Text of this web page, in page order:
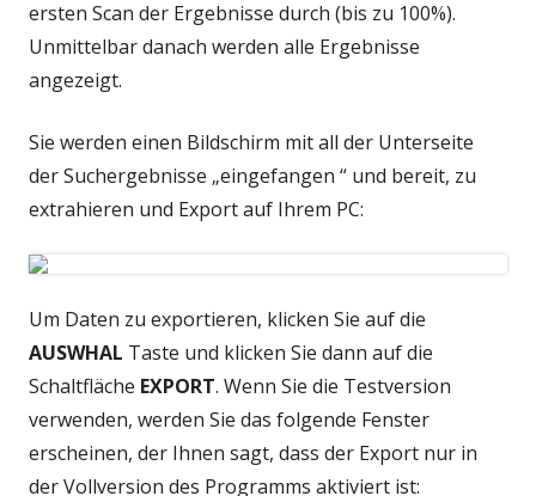
ersten Scan der Ergebnisse durch (bis zu 100%).
Unmittelbar danach werden alle Ergebnisse
angezeigt.
Sie werden einen Bildschirm mit all der Unterseite
der Suchergebnisse „eingefangen “ und bereit, zu
extrahieren und Export auf Ihrem PC:
Um Daten zu exportieren, klicken Sie auf die
AUSWHAL Taste und klicken Sie dann auf die
Schaltfläche EXPORT. Wenn Sie die Testversion
verwenden, werden Sie das folgende Fenster
erscheinen, der Ihnen sagt, dass der Export nur in
der Vollversion des Programms aktiviert ist: